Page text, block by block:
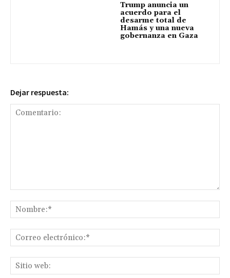
Trump anuncia un
acuerdo para el
desarme total de
Hamás y una nueva
gobernanza en Gaza
Dejar respuesta: